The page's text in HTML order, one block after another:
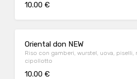
10.00 €
Oriental don NEW
Riso con gamberi, wurstel, uova, piselli,
cipollotto
10.00 €